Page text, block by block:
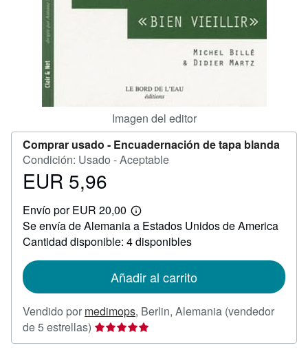
Imagen del editor
Comprar usado - Encuadernación de tapa blanda
Condición: Usado - Aceptable
Precio
5,96
EUR 5,96
Envío por EUR 20,00
Más
información
sobre
las
envío
Se envía de Alemania a Estados Unidos de America
Cantidad disponible: 4 disponibles
Añadir al carrito
Vendido por medimops, Berlin, Alemania (vendedor
de 5 estrellas) Calificación
del